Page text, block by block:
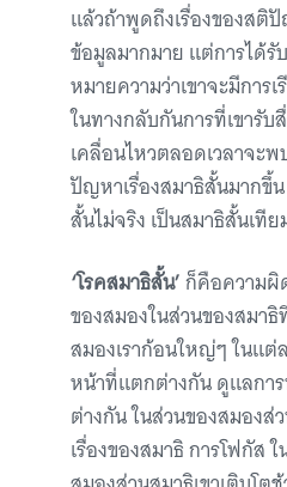
แล้วถ้าพูดถึงเรื่องของสติ
ข้อมูลมากมาย แต่การได้รั
หมายความว่าเขาจะมีกา
ในทางกลับกันการที่เขารั
เคลื่อนไหวตลอดเวลาจะ
ปัญหาเรื่องสมาธิสั้นมากขึ้
สั้นไม่จริง เป็นสมาธิสั้นเทีย
‘โรคสมาธิสั้น’ก็คือความ
ของสมองในส่วนของสมา
สมองเราก้อนใหญ่ๆ ในแต่
หน้าที่แตกต่างกัน ดูแลการ
ต่างกัน ในส่วนของสมอง
เรื่องของสมาธิ การโฟกัส